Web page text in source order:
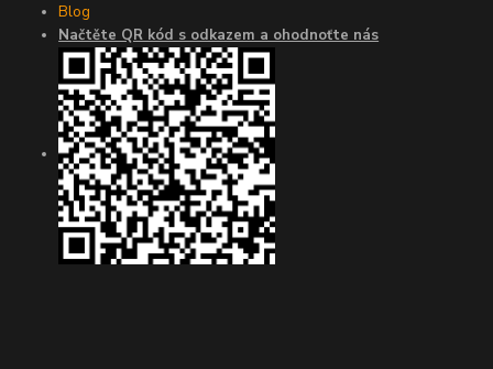
Blog
Načtěte QR kód s odkazem a ohodnoťte nás